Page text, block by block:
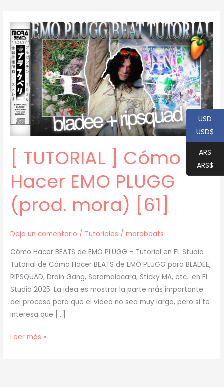
[ TUTORIAL ] Cómo
Hacer EMO PLUGG
(prod. mora) [61]
Deja un comentario / Tutoriales /morabeats
Cómo Hacer BEATS de EMO PLUGG – Tutorial en FL Studio
Tutorial de Cómo Hacer BEATS de EMO PLUGG para BLADEE,
RIPSQUAD, Drain Gang, Saramalacara, Sticky MA, etc.. en FL
Studio 2025. La idea es mostrar la parte más importante
del proceso para que el video no sea muy largo, pero si te
interesa que […]
[
Leer más »
USD
USD$
ARS
ARS$